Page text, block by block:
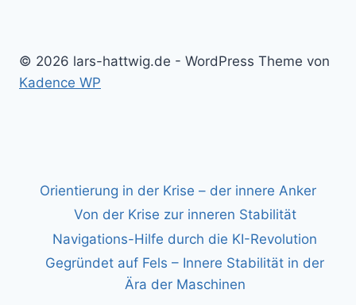
© 2026 lars-hattwig.de - WordPress Theme von
Kadence WP
Orientierung in der Krise – der innere Anker
Von der Krise zur inneren Stabilität
Navigations-Hilfe durch die KI-Revolution
Gegründet auf Fels – Innere Stabilität in der
Ära der Maschinen